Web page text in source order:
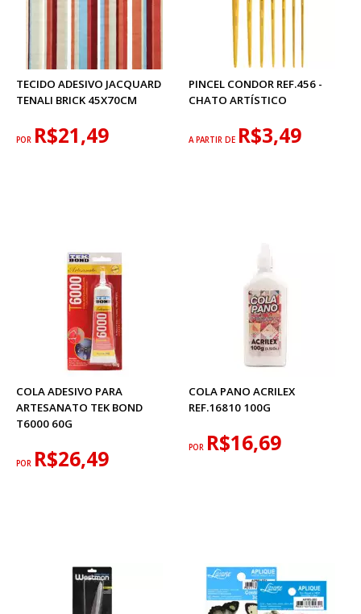
TECIDO ADESIVO JACQUARD
TENALI BRICK 45X70CM
POR R$21,49
PINCEL CONDOR REF.456 -
CHATO ARTÍSTICO
A PARTIR DE R$3,49
COLA ADESIVO PARA
ARTESANATO TEK BOND
T6000 60G
POR R$26,49
COLA PANO ACRILEX
REF.16810 100G
POR R$16,69